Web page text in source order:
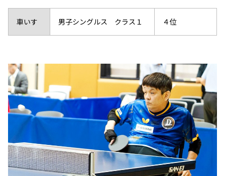
車いす 男子シングルス クラス１ ４位